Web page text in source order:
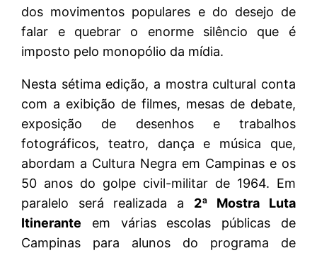
dos movimentos populares e do desejo de
falar e quebrar o enorme silêncio que é
imposto pelo monopólio da mídia.
Nesta sétima edição, a mostra cultural conta
com a exibição de filmes, mesas de debate,
exposição de desenhos e trabalhos
fotográficos, teatro, dança e música que,
abordam a Cultura Negra em Campinas e os
50 anos do golpe civil-militar de 1964. Em
paralelo será realizada a 2ª Mostra Luta
Itinerante em várias escolas públicas de
Campinas para alunos do programa de